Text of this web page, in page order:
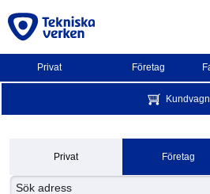
Privat Företag
Kundvagn
Privat Företag